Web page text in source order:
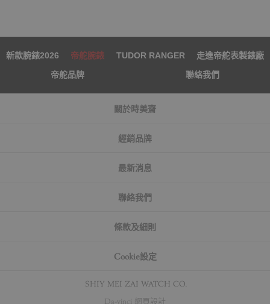
新款腕錶2026 帝舵腕錶 TUDOR RANGER
走進帝舵表製錶廠
帝舵品牌
聯絡我們
關於時美齋
經銷品牌
最新消息
聯絡我們
條款及細則
Cookie設定
© SHIY MEI ZAI WATCH CO.
Da-vinci 網頁設計